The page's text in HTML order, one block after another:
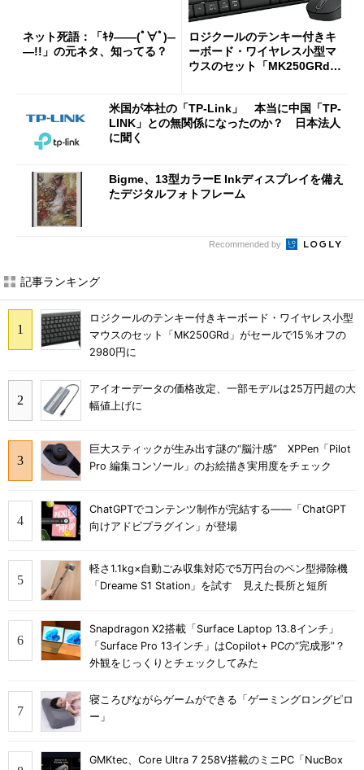
ネット死語：「ｷﾀ――(ﾟ∀ﾟ)―
―!!」の元ネタ、知ってる？
ロジクールのテンキー付きキ
ーボード・ワイヤレス小型マ
ウスのセット「MK250GRd」
米国が本社の「TP-Link」 本当に中国「TP-
LINK」との無関係になったのか？ 日本法人
に聞く
Bigme、13型カラーE Inkディスプレイを備え
たデジタルフォトフレーム
Recommended by
記事ランキング
ロジクールのテンキー付きキーボード・ワイヤレス小型
マウスのセット「MK250GRd」がセールで15％オフの
2980円に
アイオーデータの価格改定、一部モデルは25万円超の大
幅値上げに
巨大スティックが生み出す謎の“脳汁感” XPPen「Pilot
Pro 編集コンソール」のお絵描き実用度をチェック
ChatGPTでコンテンツ制作が完結する――「ChatGPT
向けアドビプラグイン」が登場
軽さ1.1kg×自動ごみ収集対応で5万円台のペン型掃除機
「Dreame S1 Station」を試す 見えた長所と短所
Snapdragon X2搭載「Surface Laptop 13.8インチ」
「Surface Pro 13インチ」はCopilot+ PCの“完成形”？
外観をじっくりとチェックしてみた
寝ころびながらゲームができる「ゲーミングロングピロ
ー」
GMKtec、Core Ultra 7 258V搭載のミニPC「NucBox